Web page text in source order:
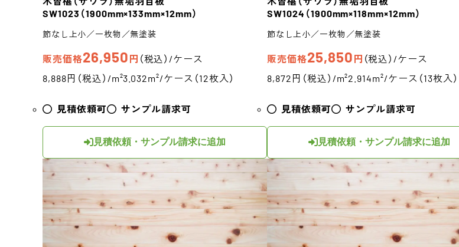
SW1023 （1900mm×133mm×12mm）
節なし上小／一枚物／無塗装
販売価格26,950 円 （税込）/ケース
8,888円（税込）/m²3.032m²/ケース（12枚入）
見積依頼可 サンプル請求可
見積依頼・サンプル請求に追加
SW1024 （1900mm×118mm×12mm）
節なし上小／一枚物／無塗装
販売価格25,850 円 （税込）/ケース
8,872円（税込）/m²2.914m²/ケース（13枚入）
見積依頼可 サンプル請求可
見積依頼・サンプル請求に追加